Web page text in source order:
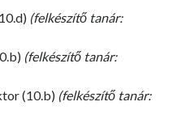
(felkészítő tanár:
(felkészítő tanár:
(10.b) (felkészítő tanár: